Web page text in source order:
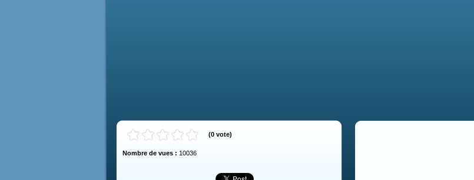
(0 vote)
Nombre de vues : 10036